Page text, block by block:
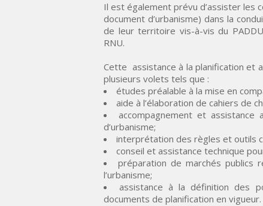
Il est également prévu d’assister les
document d’urbanisme) dans la
de leur territoire vis-à-vis du
RNU.
Cette assistance à la planification
plusieurs volets tels que :
études préalable à la mise en
aide à l’élaboration de cahiers de
accompagnement et assistance
d’urbanisme;
interprétation des règles et outils
conseil et assistance technique
préparation de marchés publics
l’urbanisme;
assistance à la définition des
documents de planification en vigueur.